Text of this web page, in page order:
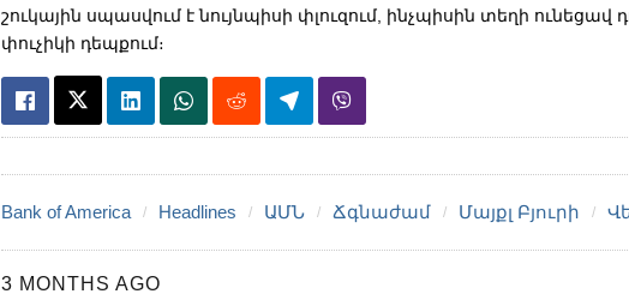
շուկային սպասվում է նույնպիսի փլուզում, ինչպիսին տեղի ունեցավ
փուչիկի դեպքում։
Bank of America Headlines ԱՄՆ Ճգնաժամ Մայքլ Բյուրի
3 MONTHS AGO